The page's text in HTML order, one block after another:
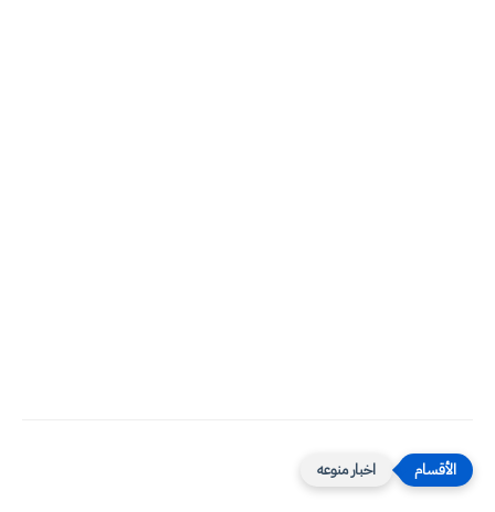
اخبار منوعه